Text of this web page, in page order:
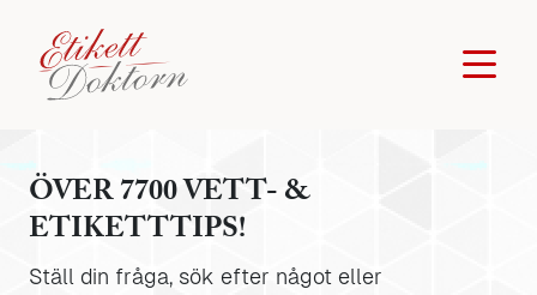
ÖVER 7700 VETT- &
ETIKETTTIPS!
Ställ din fråga, sök efter något eller